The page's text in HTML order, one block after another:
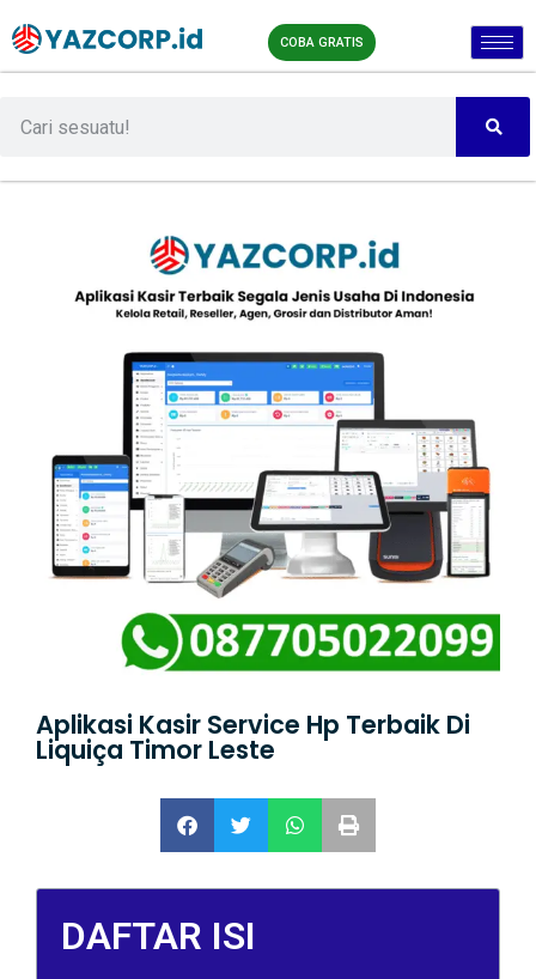
COBA GRATIS
Aplikasi Kasir Service Hp Terbaik Di
Liquiça Timor Leste
DAFTAR ISI